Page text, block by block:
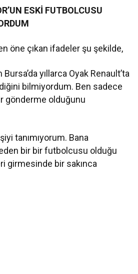
ESKİ FUTBOLCUSU
öne çıkan ifadeler şu şekilde,
yıllarca Oyak Renault’ta
bilmiyordum. Ben sadece
gönderme olduğunu
tanımıyorum. Bana
bir bir futbolcusu olduğu
girmesinde bir sakınca